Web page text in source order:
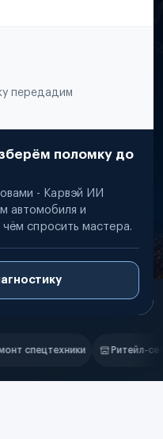
передадим
поломку до
- Карвэй ИИ
автомобиля и
спросить мастера.
Управляющие компании